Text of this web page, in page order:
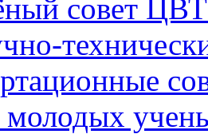
совет
молодых